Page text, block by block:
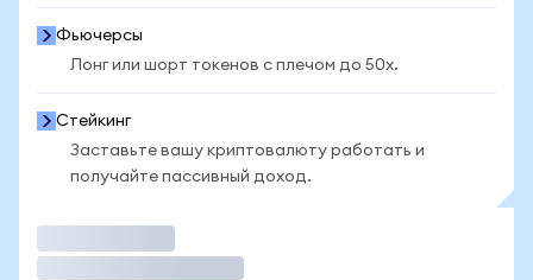
Фьючерсы
Лонг или шорт токенов с плечом до 50x.
Стейкинг
Заставьте вашу криптовалюту работать и
получайте пассивный доход.